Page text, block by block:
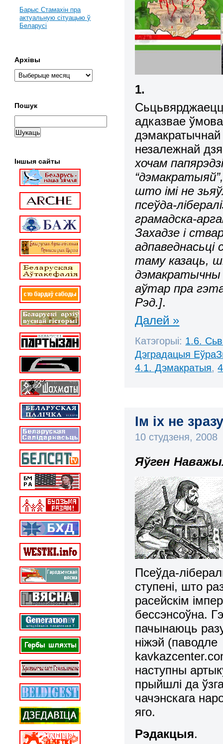
1.
адказвае
незалежнай
хочам
што імі не
псеўда-
грамадска-
Захадзе і
адпаведнасьці
таму казаць,
дэмакратычны
аўтар пра
Рэд.].
Далей »
Катэгорыі: 1.6.
Дэградацыя
4.1. Дэмакратыя,
Ім іх не
10 студзеня, 2008
Яўген
Псеўда-
ступені, што
расейскім
бессэнсоўна.
пачынаюць
ніжэй (паводле
наступны
прыйшлі да
чачэнскага
яго.
Рэдакцыя.
Барыс Стамахін пра
актуальную сітуацыю ў
Беларусі
Архівы
Пошук
Іншыя сайты